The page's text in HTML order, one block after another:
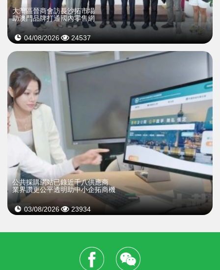
大灣區晉商會訪長沙拓市場
助澳門品牌打通國內零售網
04/08/2026 24537
公共採購網站已錄近千八供應商
業界讚更公平透明助中小企拓商機
03/08/2026 23934